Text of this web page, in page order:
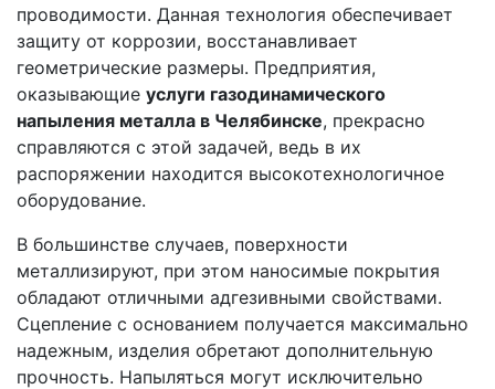
проводимости. Данная технология обеспечивает
защиту от коррозии, восстанавливает
геометрические размеры. Предприятия,
оказывающие услуги газодинамического
напыления металла в Челябинске, прекрасно
справляются с этой задачей, ведь в их
распоряжении находится высокотехнологичное
оборудование.
В большинстве случаев, поверхности
металлизируют, при этом наносимые покрытия
обладают отличными адгезивными свойствами.
Сцепление с основанием получается максимально
надежным, изделия обретают дополнительную
прочность. Напыляться могут исключительно